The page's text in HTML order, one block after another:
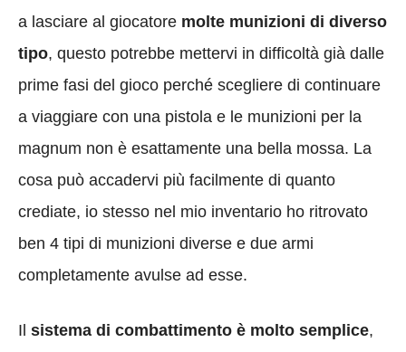
a lasciare al giocatore molte munizioni di diverso
tipo, questo potrebbe mettervi in difficoltà già dalle
prime fasi del gioco perché scegliere di continuare
a viaggiare con una pistola e le munizioni per la
magnum non è esattamente una bella mossa. La
cosa può accadervi più facilmente di quanto
crediate, io stesso nel mio inventario ho ritrovato
ben 4 tipi di munizioni diverse e due armi
completamente avulse ad esse.
Il sistema di combattimento è molto semplice,